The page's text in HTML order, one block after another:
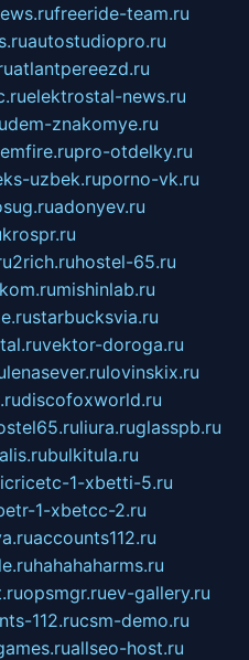
freeride-team.ru
autostudiopro.ru
atlantpereezd.ru
elektrostal-news.ru
znakomye.ru
emfire.rupro-otdelky.ru
uzbek.ruporno-vk.ru
adonyev.ru
krospr.ru
2rich.ruhostel-65.ru
mishinlab.ru
starbucksvia.ru
vektor-doroga.ru
lenasever.rulovinskix.ru
discofoxworld.ru
liura.ruglasspb.ru
bulkitula.ru
1-xbetti-5.ru
1-xbetcc-2.ru
accounts112.ru
hahahaharms.ru
opsmgr.ruev-gallery.ru
112.rucsm-demo.ru
allseo-host.ru